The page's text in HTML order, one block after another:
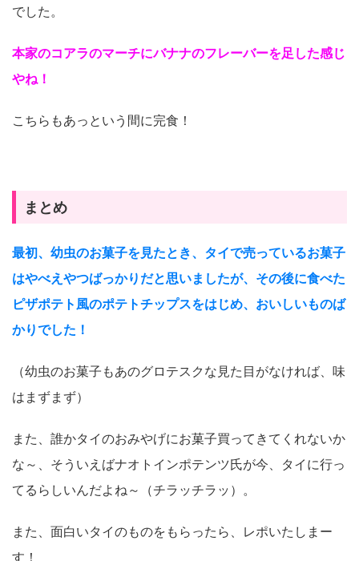
でした。
本家のコアラのマーチにバナナのフレーバーを足した感じ
やね！
こちらもあっという間に完食！
まとめ
最初、幼虫のお菓子を見たとき、タイで売っているお菓子
はやべえやつばっかりだと思いましたが、その後に食べた
ピザポテト風のポテトチップスをはじめ、おいしいものば
かりでした！
（幼虫のお菓子もあのグロテスクな見た目がなければ、味
はまずまず）
また、誰かタイのおみやげにお菓子買ってきてくれないか
な～、そういえばナオトインポテンツ氏が今、タイに行っ
てるらしいんだよね～（チラッチラッ）。
また、面白いタイのものをもらったら、レポいたしまー
す！